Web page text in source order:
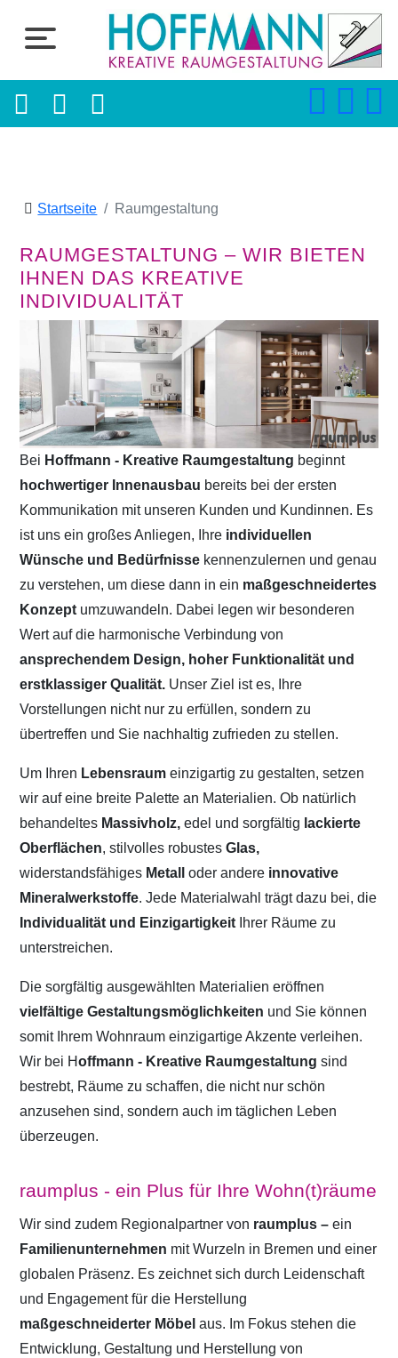
Startseite Raumgestaltung
RAUMGESTALTUNG – WIR BIETEN
IHNEN DAS KREATIVE
INDIVIDUALITÄT
Bei Hoffmann - Kreative Raumgestaltung beginnt
hochwertiger Innenausbau bereits bei der ersten
Kommunikation mit unseren Kunden und Kundinnen. Es
ist uns ein großes Anliegen, Ihre individuellen
Wünsche und Bedürfnisse kennenzulernen und genau
zu verstehen, um diese dann in ein maßgeschneidertes
Konzept umzuwandeln. Dabei legen wir besonderen
Wert auf die harmonische Verbindung von
ansprechendem Design, hoher Funktionalität und
erstklassiger Qualität. Unser Ziel ist es, Ihre
Vorstellungen nicht nur zu erfüllen, sondern zu
übertreffen und Sie nachhaltig zufrieden zu stellen.
Um Ihren Lebensraumeinzigartig zu gestalten, setzen
wir auf eine breite Palette an Materialien. Ob natürlich
behandeltes Massivholz, edel und sorgfältig lackierte
Oberflächen, stilvolles robustesGlas,
widerstandsfähiges Metalloder andere innovative
Mineralwerkstoffe. Jede Materialwahl trägt dazu bei, die
Individualität und Einzigartigkeit Ihrer Räume zu
unterstreichen.
Die sorgfältig ausgewählten Materialien eröffnen
vielfältige Gestaltungsmöglichkeiten und Sie können
somit Ihrem Wohnraum einzigartige Akzente verleihen.
Wir bei Hoffmann - Kreative Raumgestaltung sind
bestrebt, Räume zu schaffen, die nicht nur schön
anzusehen sind, sondern auch im täglichen Leben
überzeugen.
raumplus - ein Plus für Ihre Wohn(t)räume
Wir sind zudem Regionalpartner von raumplus – ein
Familienunternehmen mit Wurzeln in Bremen und einer
globalen Präsenz. Es zeichnet sich durch Leidenschaft
und Engagement für die Herstellung
maßgeschneiderter Möbelaus. Im Fokus stehen die
Entwicklung, Gestaltung und Herstellung von